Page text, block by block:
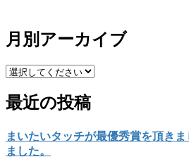
月別アーカイブ
最近の投稿
まいたいタッチが最優秀賞を頂き
ました。